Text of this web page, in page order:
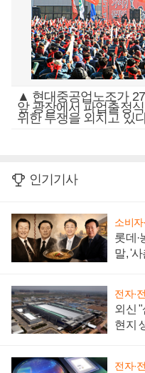
▲ 현대중공업노조가
앞 광장에서 파업출정
위한 투쟁을 외치고 있
인기기사
소비자
롯데·
말, '
전자·
외신
현지
전자·